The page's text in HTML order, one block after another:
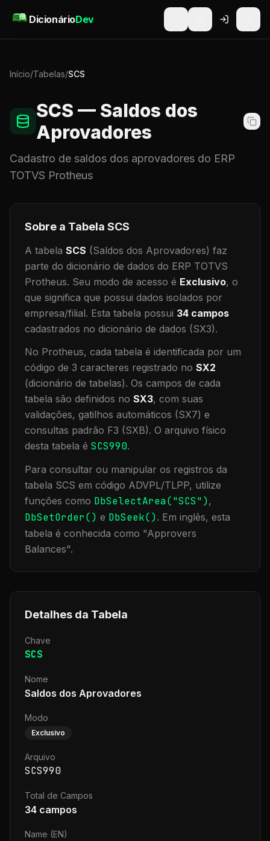
DicionárioDev
Início/Tabelas/SCS
SCS — Saldos dos
Aprovadores
Cadastro de saldos dos aprovadores do ERP
TOTVS Protheus
Sobre a Tabela SCS
A tabela SCS (Saldos dos Aprovadores) faz
parte do dicionário de dados do ERP TOTVS
Protheus. Seu modo de acesso é Exclusivo, o
que significa que possui dados isolados por
empresa/filial. Esta tabela possui 34 campos
cadastrados no dicionário de dados (SX3).
No Protheus, cada tabela é identificada por um
código de 3 caracteres registrado no SX2
(dicionário de tabelas). Os campos de cada
tabela são definidos no SX3, com suas
validações, gatilhos automáticos (SX7) e
consultas padrão F3 (SXB). O arquivo físico
desta tabela é SCS990.
Para consultar ou manipular os registros da
tabela SCS em código ADVPL/TLPP, utilize
funções como DbSelectArea("SCS"),
DbSetOrder() e DbSeek(). Em inglês, esta
tabela é conhecida como "Approvers
Balances".
Detalhes da Tabela
Chave
SCS
Nome
Saldos dos Aprovadores
Modo
Exclusivo
Arquivo
SCS990
Total de Campos
34 campos
Name (EN)